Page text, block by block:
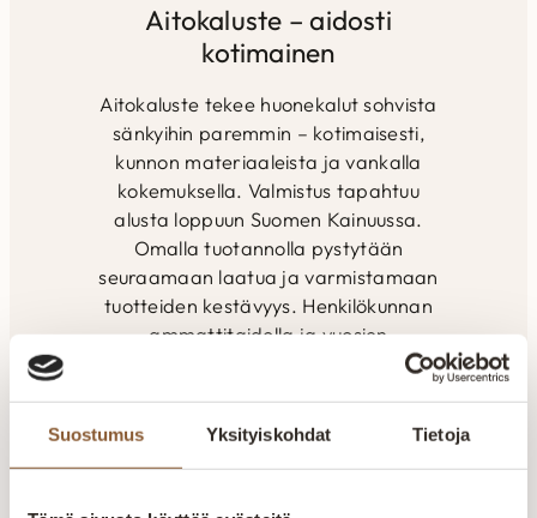
Suostumus Yksityiskohdat Tietoja
vuotta ComfortAitokaluste – aidosti
kotimainen
Aitokaluste tekee huonekalut sohvista
sänkyihin paremmin – kotimaisesti,
kunnon materiaaleista ja vankalla
kokemuksella. Valmistus tapahtuu
alusta loppuun Suomen Kainuussa.
Omalla tuotannolla pystytään
seuraamaan laatua ja varmistamaan
tuotteiden kestävyys. Henkilökunnan
ammattitaidolla ja vuosien
kokemuksella pyritään kuuntelemaan
toiveiden mukaan. Yksilöllisesti- tilaan
kuin tilaan. Kaikki valikoimamme
tehtaalla. Aitokalusteelle myönnetty